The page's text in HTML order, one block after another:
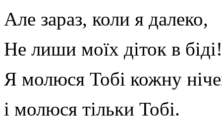
Але зараз, коли я далеко,
Не лиши моїх діток в біді!
Я молюся Тобі кожну
і молюся тільки Тобі.